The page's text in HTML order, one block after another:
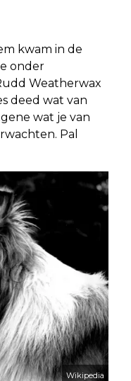
kwam in de
onder
Weatherwax
deed wat van
wat je van
Pal
Wikipedia